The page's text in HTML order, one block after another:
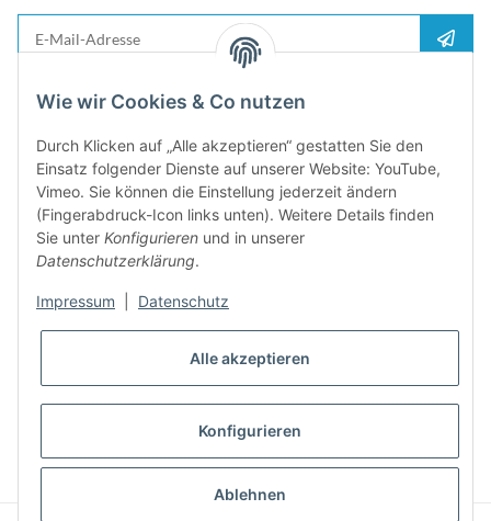
Wie wir Cookies & Co nutzen
Durch Klicken auf „Alle akzeptieren“ gestatten Sie den
Einsatz folgender Dienste auf unserer Website: YouTube,
Vimeo. Sie können die Einstellung jederzeit ändern
(Fingerabdruck-Icon links unten). Weitere Details finden
Sie unter Konfigurieren und in unserer
Datenschutzerklärung.
Impressum Datenschutz
Alle akzeptieren
Konfigurieren
Ablehnen
Bitte senden Sie mir entsprechend Ihrer
jederzeit widerruflich Informationen zu Ihrem Produktsortiment per E-Mail zu.
Newsletter abonieren und5%Rabatt-Guschein erhalten. Für Ihren
nächsten Einkauf. Den Gutschein erhalten Sie per Email nach der
erfolgreichen Bestätigung Ihrer Email-Adresse
* Alle Preise inkl. gesetzlicher USt., zzgl.Versand